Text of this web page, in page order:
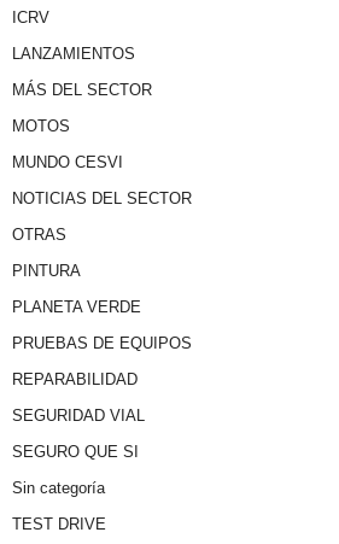
ICRV
LANZAMIENTOS
MÁS DEL SECTOR
MOTOS
MUNDO CESVI
NOTICIAS DEL SECTOR
OTRAS
PINTURA
PLANETA VERDE
PRUEBAS DE EQUIPOS
REPARABILIDAD
SEGURIDAD VIAL
SEGURO QUE SI
Sin categoría
TEST DRIVE